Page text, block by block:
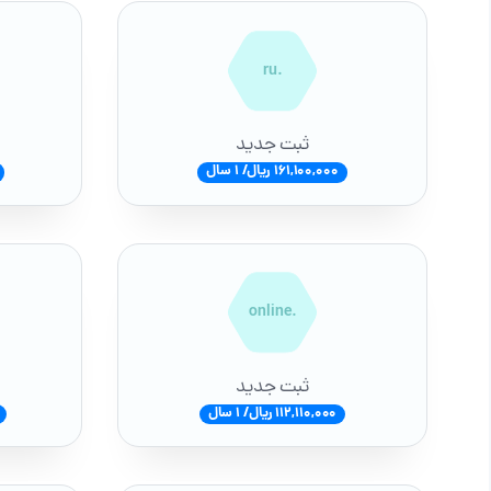
.ru
ثبت جدید
161,100,000 ریال/ 1 سال
.online
ثبت جدید
112,110,000 ریال/ 1 سال